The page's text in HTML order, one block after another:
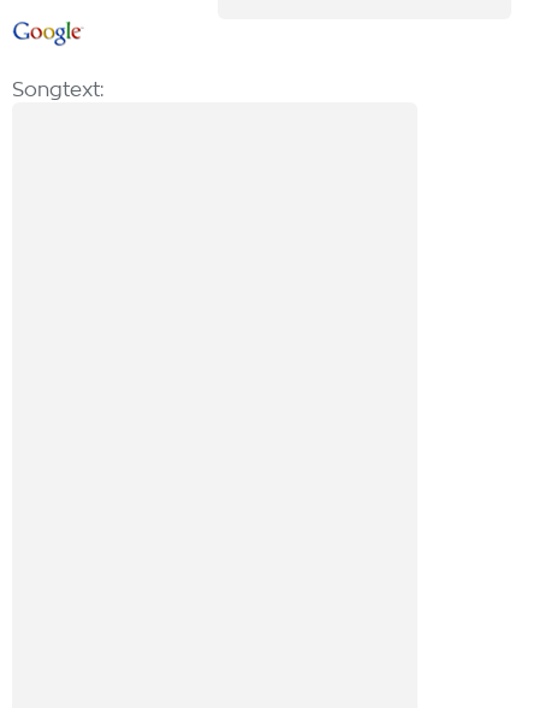
Songtext: